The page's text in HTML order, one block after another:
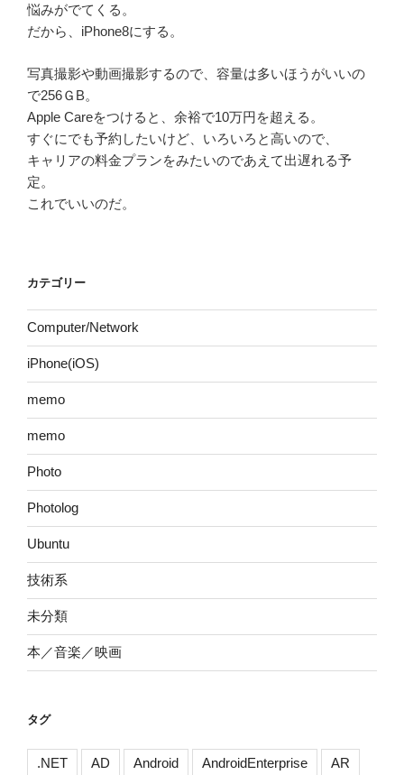
悩みがでてくる。
だから、iPhone8にする。
写真撮影や動画撮影するので、容量は多いほうがいいの
で256ＧB。
Apple Careをつけると、余裕で10万円を超える。
すぐにでも予約したいけど、いろいろと高いので、
キャリアの料金プランをみたいのであえて出遅れる予
定。
これでいいのだ。
カテゴリー
Computer/Network
iPhone(iOS)
memo
memo
Photo
Photolog
Ubuntu
技術系
未分類
本／音楽／映画
タグ
.NET AD Android AndroidEnterprise AR